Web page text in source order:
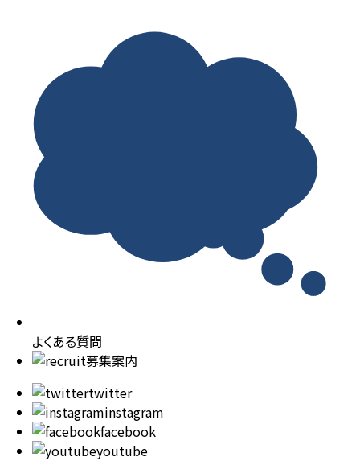
よくある質問
募集案内
twitter
instagram
facebook
youtube